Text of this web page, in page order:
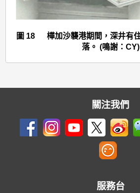
圖 18 樺加沙襲港期間，深井有
落。 (鳴謝：CY)
關注我們
服務台